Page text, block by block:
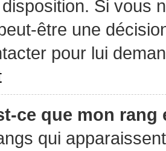
Si vous
être une
pour lui
ce que mon
qui